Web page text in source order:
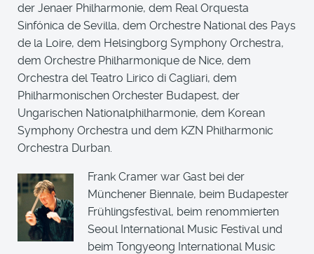
der Jenaer Philharmonie, dem Real Orquesta
Sinfónica de Sevilla, dem Orchestre National des Pays
de la Loire, dem Helsingborg Symphony Orchestra,
dem Orchestre Philharmonique de Nice, dem
Orchestra del Teatro Lirico di Cagliari, dem
Philharmonischen Orchester Budapest, der
Ungarischen Nationalphilharmonie, dem Korean
Symphony Orchestra und dem KZN Philharmonic
Orchestra Durban.
Frank Cramer war Gast bei der
Münchener Biennale, beim Budapester
Frühlingsfestival, beim renommierten
Seoul International Music Festival und
beim Tongyeong International Music